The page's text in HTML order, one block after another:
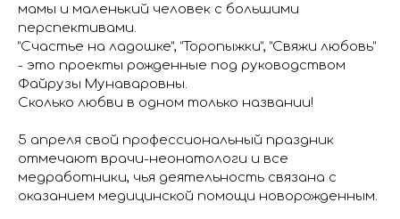
мамы и маленький человек с большими
перспективами.
“Счастье на ладошке”, “Торопыжки”, “Свяжи любовь”
- это проекты рожденные под руководством
Файрузы Мунаваровны.
Сколько любви в одном только названии!
5 апреля свой профессиональный праздник
отмечают врачи-неонатологи и все
медработники, чья деятельность связана с
оказанием медицинской помощи новорожденным.